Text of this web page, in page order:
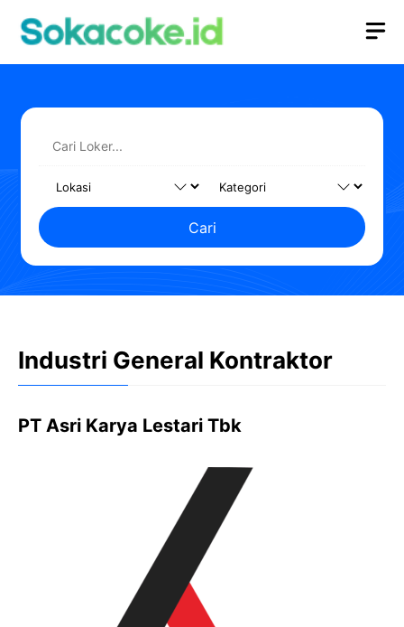
Cari
Industri General Kontraktor
PT Asri Karya Lestari Tbk